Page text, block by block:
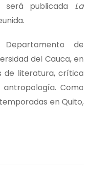
será publicada La
de
del Cauca, en
de literatura, crítica
Como
en Quito,